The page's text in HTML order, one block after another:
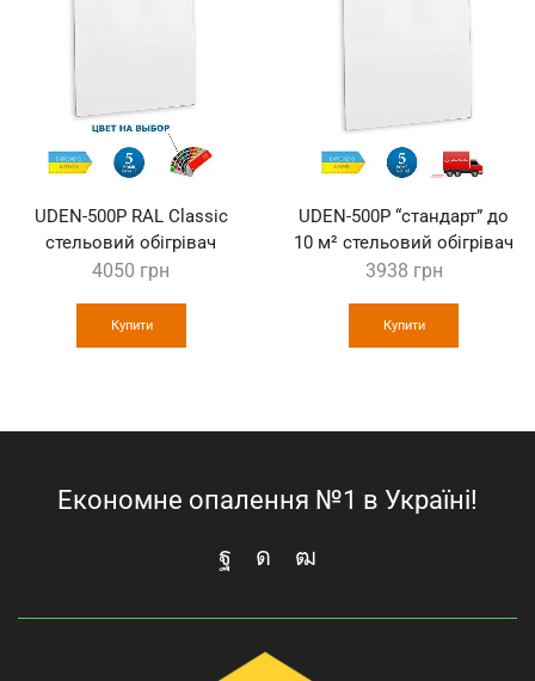
UDEN-500P RAL Classic
стельовий обігрівач
4050 грн
Купити
UDEN-500P “стандарт” до
10 м² стельовий обігрівач
3938 грн
Купити
Економне опалення №1 в Україні!